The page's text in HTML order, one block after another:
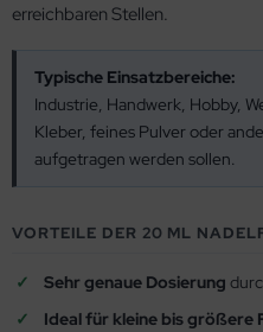
erreichbaren Stellen.
Typische Einsatzbereiche:
Industrie, Handwerk, Hobby,
Kleber, feines Pulver oder
aufgetragen werden sollen.
VORTEILE DER 20 ML
Sehr genaue Dosierung
Ideal für kleine bis größere